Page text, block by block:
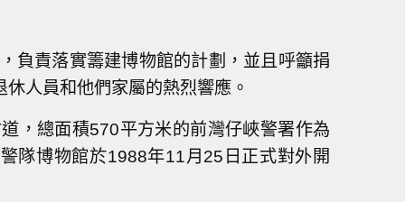
負責落實籌建博物館的計劃，並且呼籲捐
人員和他們家屬的熱烈響應。
，總面積570平方米的前灣仔峽警署作為
隊博物館於1988年11月25日正式對外開